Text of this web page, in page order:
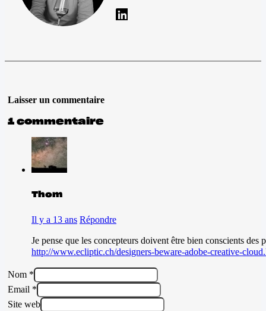
Laisser un commentaire
1 commentaire
Thom
Il y a 13 ans Répondre
Je pense que les concepteurs doivent être bien conscients
http://www.ecliptic.ch/designers-beware-adobe-creative-
Nom *
Email *
Site web